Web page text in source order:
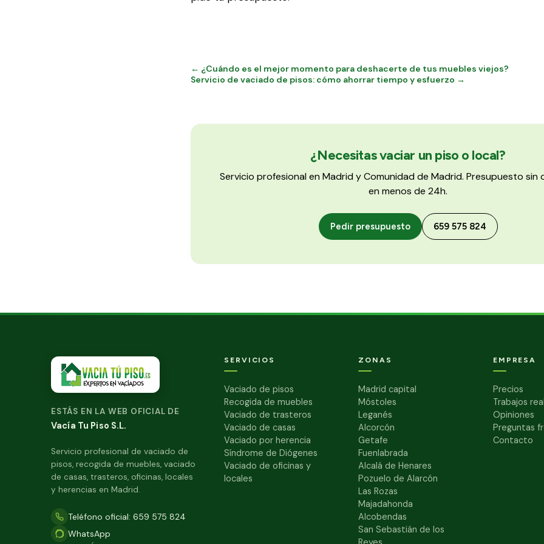
← ¿Cuándo es el mejor momento para deshacerte de tus muebles viejos?
Servicio de vaciado de pisos: cómo ahorrar tiempo y esfuerzo →
¿Necesitas vaciar un piso o local?
Servicio profesional en Madrid y Comunidad de Madrid. Presupuesto sin
en menos de 24h.
Pedir presupuesto 659 575 824
ESTÁS EN LA WEB OFICIAL DE
Vacía Tu Piso S.L.
Servicio profesional de vaciado de
pisos, recogida de muebles, vaciado
de casas, trasteros, oficinas, locales
y herencias en Madrid.
Teléfono oficial: 659 575 824
WhatsApp
SERVICIOS
Vaciado de pisos
Recogida de muebles
Vaciado de trasteros
Vaciado de casas
Vaciado por herencia
Síndrome de Diógenes
Vaciado de oficinas y
locales
ZONAS
Madrid capital
Móstoles
Leganés
Alcorcón
Getafe
Fuenlabrada
Alcalá de Henares
Pozuelo de Alarcón
Las Rozas
Majadahonda
Alcobendas
San Sebastián de los
EMPRESA
Precios
Trabajos
Opiniones
Preguntas
Contacto